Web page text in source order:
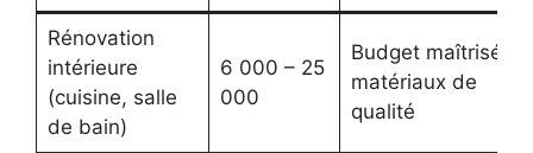
Rénovation
intérieure
(cuisine, salle
de bain)
6 000 – 25
000
Budget maîtrisé,
matériaux de
qualité